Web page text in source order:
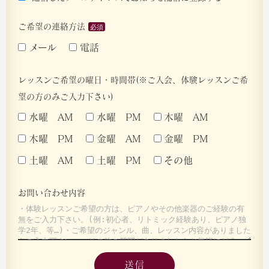
ご希望の連絡方法
メール 電話
レッスンご希望の曜日・時間帯(※ご入会、体験レッスンご希
望の方のみご入力下さい)
水曜 AM 水曜 PM 木曜 AM
木曜 PM 金曜 AM 金曜 PM
土曜 AM 土曜 PM その他
お問い合わせ内容
送信